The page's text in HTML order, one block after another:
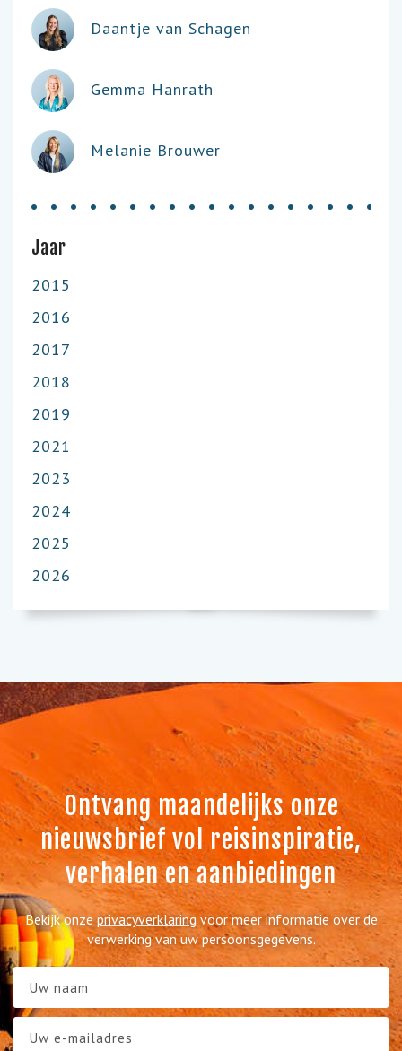
Daantje van Schagen
Gemma Hanrath
Melanie Brouwer
Jaar
2015
2016
2017
2018
2019
2021
2023
2024
2025
2026
Ontvang maandelijks onze
nieuwsbrief vol reisinspiratie,
verhalen en aanbiedingen
Bekijk onzeprivacyverklaringvoor meer informatie over de
verwerking van uw persoonsgegevens.